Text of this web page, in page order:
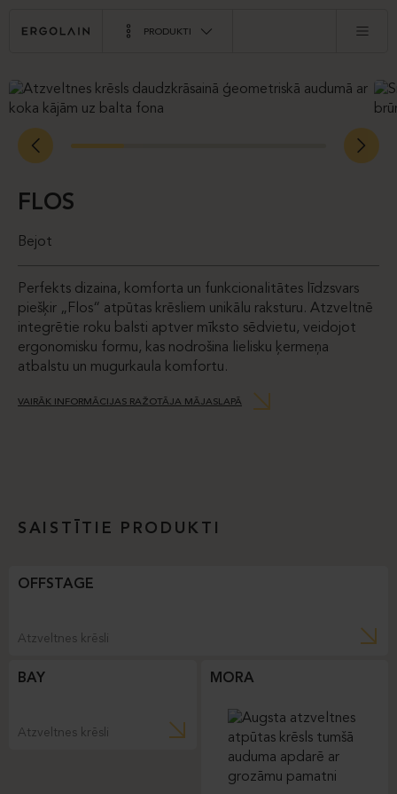
PRODUKTI
FLOS
Bejot
Perfekts dizaina, komforta un funkcionalitātes līdzsvars
piešķir „Flos“ atpūtas krēsliem unikālu raksturu. Atzveltnē
integrētie roku balsti aptver mīksto sēdvietu, veidojot
ergonomisku formu, kas nodrošina lielisku ķermeņa
atbalstu un mugurkaula komfortu.
VAIRĀK INFORMĀCIJAS RAŽOTĀJA MĀJASLAPĀ
SAISTĪTIE PRODUKTI
OFFSTAGE
Atzveltnes krēsli
BAY
Atzveltnes krēsli
MORA